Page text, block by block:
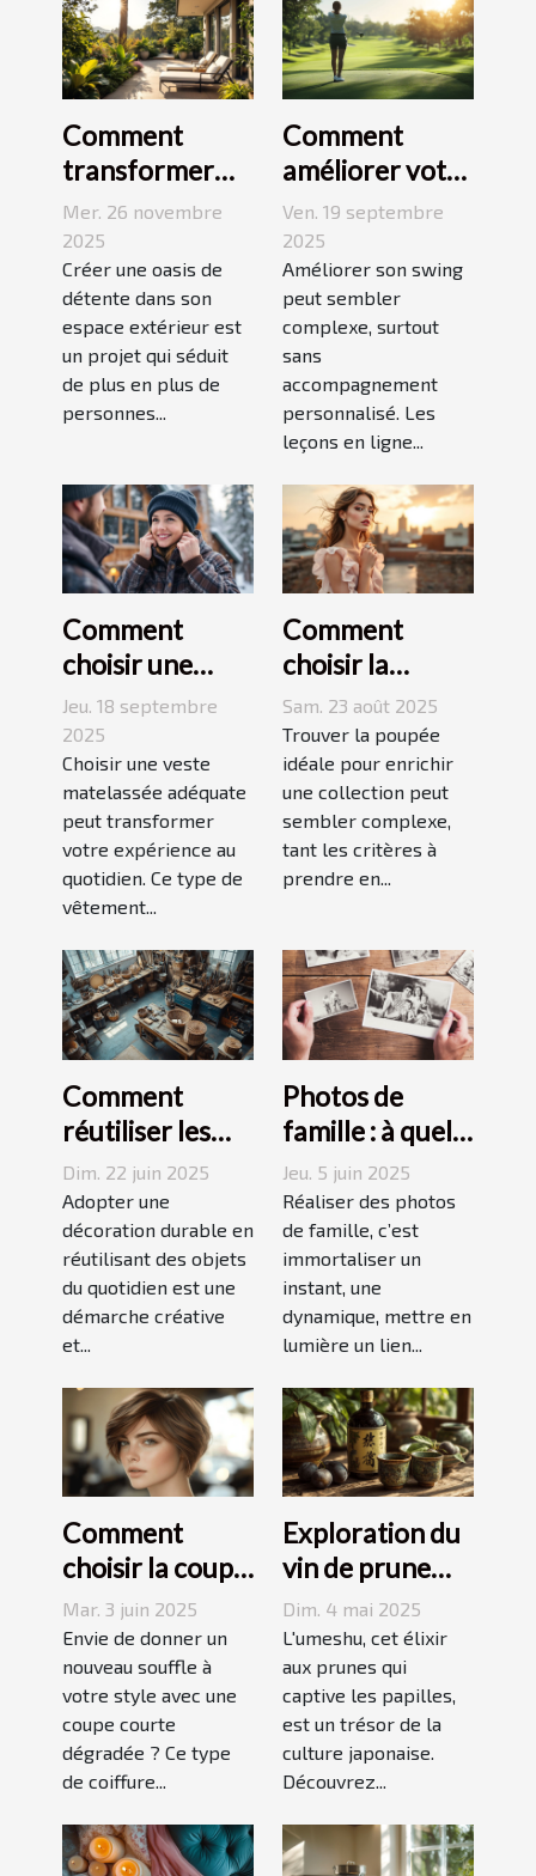
Comment
transformer
votre espace
extérieur en
oasis de
détente ?
Mer. 26 novembre
2025
Créer une oasis de
détente dans son
espace extérieur est
un projet qui séduit
de plus en plus de
personnes...
Comment
améliorer votre
swing avec des
leçons en ligne
Ven. 19 septembre
2025
Améliorer son swing
peut sembler
complexe, surtout
sans
accompagnement
personnalisé. Les
leçons en ligne...
Comment
choisir une
veste
matelassée
adaptée à votre
style de vie ?
Jeu. 18 septembre
2025
Choisir une veste
matelassée adéquate
peut transformer
votre expérience au
quotidien. Ce type de
vêtement...
Comment
choisir la
poupée
parfaite pour
votre collection
unique ?
Sam. 23 août 2025
Trouver la poupée
idéale pour enrichir
une collection peut
sembler complexe,
tant les critères à
prendre en...
Comment
réutiliser les
objets du
quotidien pour
une décoration
durable
Dim. 22 juin 2025
Adopter une
décoration durable en
réutilisant des objets
du quotidien est une
démarche créative
et...
Photos de
famille : à quel
photographe
confier cette
tâche à
Grenoble ?
Jeu. 5 juin 2025
Réaliser des photos
de famille, c’est
immortaliser un
instant, une
dynamique, mettre en
lumière un lien...
Comment
choisir la coupe
courte
dégradée
parfaite pour
votre visage
Mar. 3 juin 2025
Envie de donner un
nouveau souffle à
votre style avec une
coupe courte
dégradée ? Ce type
de coiffure...
Exploration du
vin de prune
umeshu :
origines,
saveurs et
accords
Dim. 4 mai 2025
L'umeshu, cet élixir
aux prunes qui
captive les papilles,
est un trésor de la
culture japonaise.
Découvrez...